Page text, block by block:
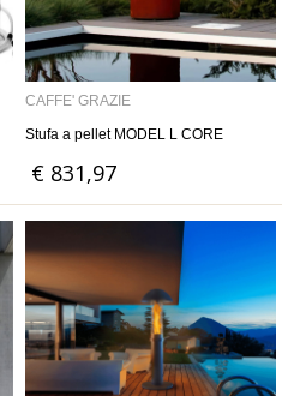
CAFFE' GRAZIE
Stufa a pellet MODEL L CORE
€ 831,97